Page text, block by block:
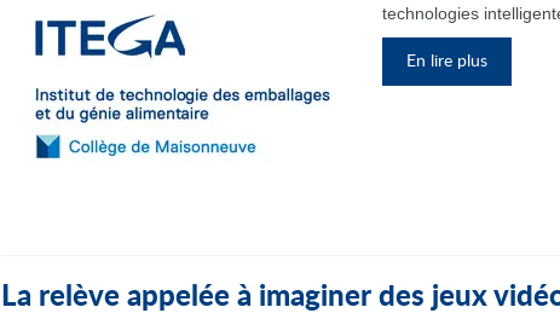
technologies
En lire plus
La relève appelée à imaginer des jeux